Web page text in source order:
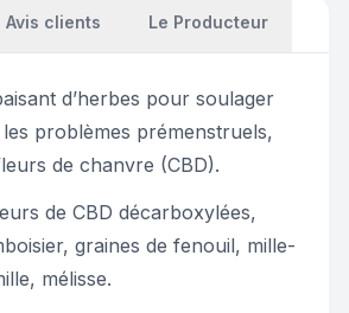
Avis clients Le Producteur
d’herbes pour soulager
problèmes prémenstruels,
de chanvre (CBD).
de CBD décarboxylées,
graines de fenouil, mille-
mélisse.